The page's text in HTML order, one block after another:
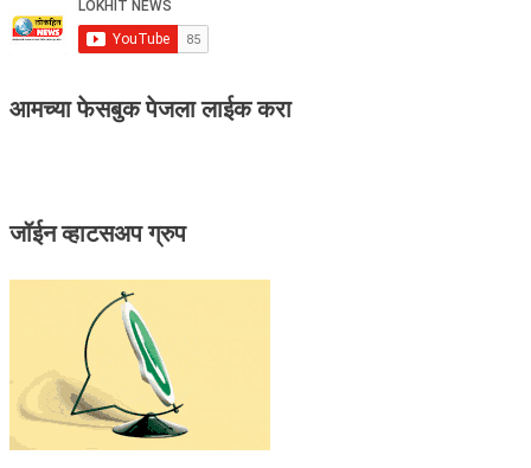
आमच्या फेसबुक पेजला लाईक करा
जॉईन व्हाटसअप ग्रुप